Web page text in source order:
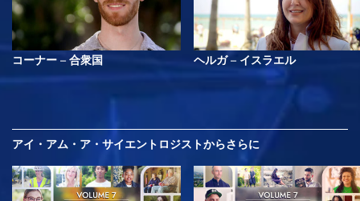
コーナー – 合衆国 ヘルガ – イスラエル
アイ・アム・ア・サイエントロジストからさらに